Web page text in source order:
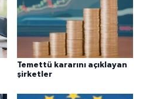
Temettü kararını açıklayan
şirketler